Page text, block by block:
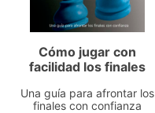
Cómo jugar con
facilidad los finales
Una guía para afrontar los
finales con confianza